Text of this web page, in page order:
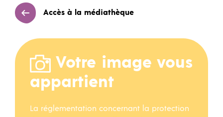
Accès à la médiathèque
Votre image vous
appartient
La réglementation concernant la protection